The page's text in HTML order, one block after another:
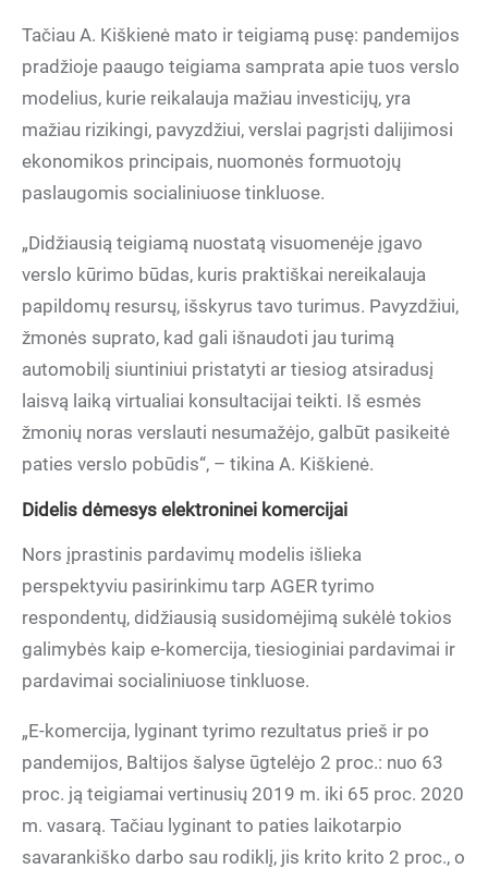
Tačiau A. Kiškienė mato ir teigiamą pusę: pandemijos
pradžioje paaugo teigiama samprata apie tuos verslo
modelius, kurie reikalauja mažiau investicijų, yra
mažiau rizikingi, pavyzdžiui, verslai pagrįsti dalijimosi
ekonomikos principais, nuomonės formuotojų
paslaugomis socialiniuose tinkluose.
„Didžiausią teigiamą nuostatą visuomenėje įgavo
verslo kūrimo būdas, kuris praktiškai nereikalauja
papildomų resursų, išskyrus tavo turimus. Pavyzdžiui,
žmonės suprato, kad gali išnaudoti jau turimą
automobilį siuntiniui pristatyti ar tiesiog atsiradusį
laisvą laiką virtualiai konsultacijai teikti. Iš esmės
žmonių noras verslauti nesumažėjo, galbūt pasikeitė
paties verslo pobūdis“, – tikina A. Kiškienė.
Didelis dėmesys elektroninei komercijai
Nors įprastinis pardavimų modelis išlieka
perspektyviu pasirinkimu tarp AGER tyrimo
respondentų, didžiausią susidomėjimą sukėlė tokios
galimybės kaip e-komercija, tiesioginiai pardavimai ir
pardavimai socialiniuose tinkluose.
„E-komercija, lyginant tyrimo rezultatus prieš ir po
pandemijos, Baltijos šalyse ūgtelėjo 2 proc.: nuo 63
proc. ją teigiamai vertinusių 2019 m. iki 65 proc. 2020
m. vasarą. Tačiau lyginant to paties laikotarpio
savarankiško darbo sau rodiklį, jis krito krito 2 proc., o